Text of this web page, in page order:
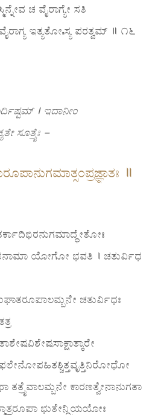
ಚ ವೈರಾಗ್ಯೇ ಸತಿ
ಇತ್ಯತೋಽಸ್ಯ ಪರತ್ವಮ್ ॥ ೧೬
। ಇದಾನೀಂ
ಸೂತ್ರೈಃ –
॥
ಯೋಗೋ ಭವತಿ । ಚತುರ್ವಿಧ
ಚತುರ್ವಿಧಃ
ಕಾರಣತ್ವೇನಾನುಗತಾ
ಭುತೇನ್ದ್ರಿಯಯೋಃ